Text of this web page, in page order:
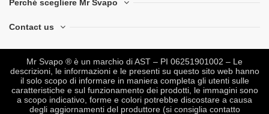
Perché scegliere Mr Svapo
Contact us
Mr Svapo ® è un marchio di AST – PI 06251901002 – Le
descrizioni, le informazioni e le presenti su questo sito web hanno
il solo scopo di informare in maniera completa gli utenti sulle
caratteristiche e sul funzionamento dei prodotti, le immagini sono
a scopo indicativo, forme e colori potrebbe discostare a causa
degli aggiornamenti del produttore (si consiglia contatto